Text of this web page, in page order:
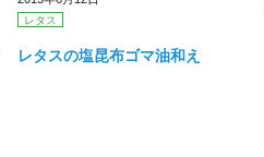
レタス
レタスの塩昆布ゴマ油和え